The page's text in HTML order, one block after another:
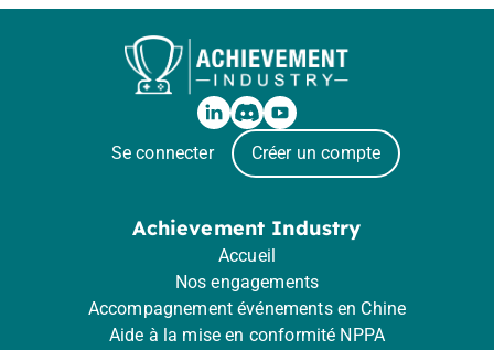
Se connecter Créer un compte
Achievement Industry
Accueil
Nos engagements
Accompagnement événements en Chine
Aide à la mise en conformité NPPA